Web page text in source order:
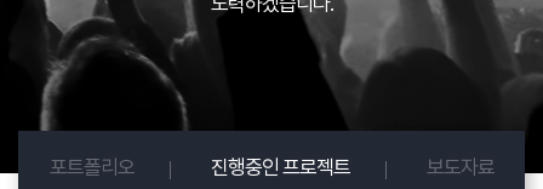
포트폴리오 진행중인 프로젝트 보도자료